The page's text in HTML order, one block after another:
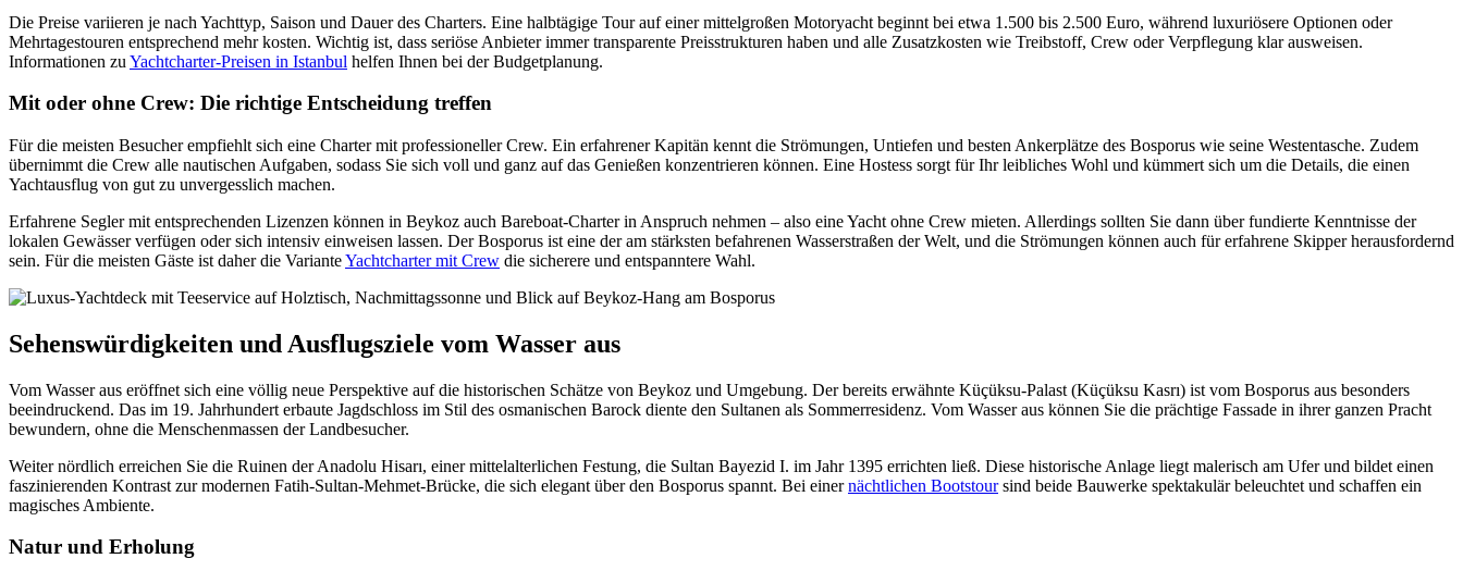
Die Preise variieren je nach Yachttyp, Saison und Dauer des Charters. Eine halbtägige Tour auf einer mittelgroßen Motoryacht beginnt bei etwa 1.500 bis 2.500 Euro, während luxuriösere Optionen oder
Mehrtagestouren entsprechend mehr kosten. Wichtig ist, dass seriöse Anbieter immer transparente Preisstrukturen haben und alle Zusatzkosten wie Treibstoff, Crew oder Verpflegung klar ausweisen.
Informationen zu Yachtcharter-Preisen in Istanbul helfen Ihnen bei der Budgetplanung.
Mit oder ohne Crew: Die richtige Entscheidung treffen
Für die meisten Besucher empfiehlt sich eine Charter mit professioneller Crew. Ein erfahrener Kapitän kennt die Strömungen, Untiefen und besten Ankerplätze des Bosporus wie seine Westentasche. Zudem
übernimmt die Crew alle nautischen Aufgaben, sodass Sie sich voll und ganz auf das Genießen konzentrieren können. Eine Hostess sorgt für Ihr leibliches Wohl und kümmert sich um die Details, die einen
Yachtausflug von gut zu unvergesslich machen.
Erfahrene Segler mit entsprechenden Lizenzen können in Beykoz auch Bareboat-Charter in Anspruch nehmen – also eine Yacht ohne Crew mieten. Allerdings sollten Sie dann über fundierte Kenntnisse der
lokalen Gewässer verfügen oder sich intensiv einweisen lassen. Der Bosporus ist eine der am stärksten befahrenen Wasserstraßen der Welt, und die Strömungen können auch für erfahrene Skipper herausfordernd
sein. Für die meisten Gäste ist daher die VarianteYachtcharter mit Crew die sicherere und entspanntere Wahl.
Sehenswürdigkeiten und Ausflugsziele vom Wasser aus
Vom Wasser aus eröffnet sich eine völlig neue Perspektive auf die historischen Schätze von Beykoz und Umgebung. Der bereits erwähnte Küçüksu-Palast (Küçüksu Kasrı) ist vom Bosporus aus besonders
beeindruckend. Das im 19. Jahrhundert erbaute Jagdschloss im Stil des osmanischen Barock diente den Sultanen als Sommerresidenz. Vom Wasser aus können Sie die prächtige Fassade in ihrer ganzen Pracht
bewundern, ohne die Menschenmassen der Landbesucher.
Weiter nördlich erreichen Sie die Ruinen der Anadolu Hisarı, einer mittelalterlichen Festung, die Sultan Bayezid I. im Jahr 1395 errichten ließ. Diese historische Anlage liegt malerisch am Ufer und bildet einen
faszinierenden Kontrast zur modernen Fatih-Sultan-Mehmet-Brücke, die sich elegant über den Bosporus spannt. Bei einernächtlichen Bootstoursind beide Bauwerke spektakulär beleuchtet und schaffen ein
magisches Ambiente.
Natur und Erholung